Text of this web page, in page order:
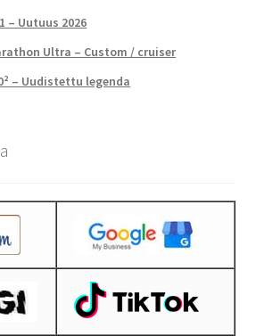
– Uutuus 2026
Ultra – Custom / cruiser
– Uudistettu legenda